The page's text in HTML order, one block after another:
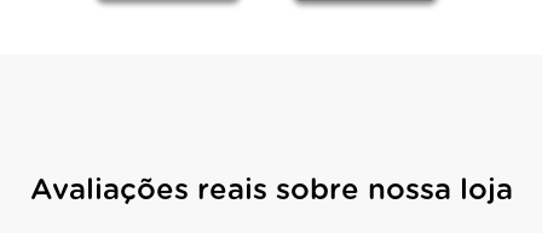
Avaliações reais sobre nossa loja